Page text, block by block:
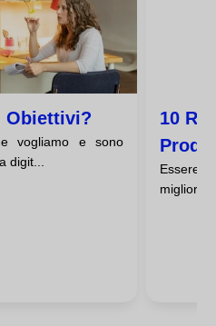
Obiettivi?
vogliamo e sono
digit...
10
Essere
migliora